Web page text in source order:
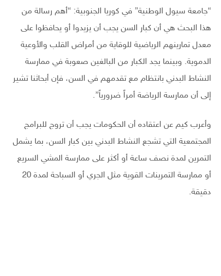
“جامعة سيول الوطنية” في كوريا الجنوبية: “أهم رسالة من
هذا البحث هي أن كبار السن يجب أن يزيدوا أو يحافظوا على
معدل تمارينهم الرياضية للوقاية من أمراض القلب والأوعية
الدموية. وبينما يجد الكبار من البالغين صعوبة في ممارسة
النشاط البدني بانتظام مع تقدمهم في السن، فإن أبحاثنا تشير
إلى أن ممارسة الرياضة أمراً ضرورياً”.
وأعرب كيم عن اعتقاده أن الحكومات يجب أن تروج للبرامج
المجتمعية التي تشجع النشاط البدني بين كبار السن، بما يشمل
التمرين لمدة نصف ساعة أو أكثر على ممارسة المشي السريع
أو ممارسة التمرينات القوية مثل الجري أو السباحة لمدة 20
دقيقة.